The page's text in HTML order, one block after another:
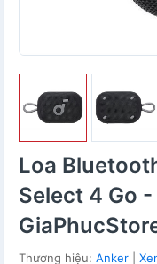
Loa
Select 4 Go -
Thương hiệu: Anker